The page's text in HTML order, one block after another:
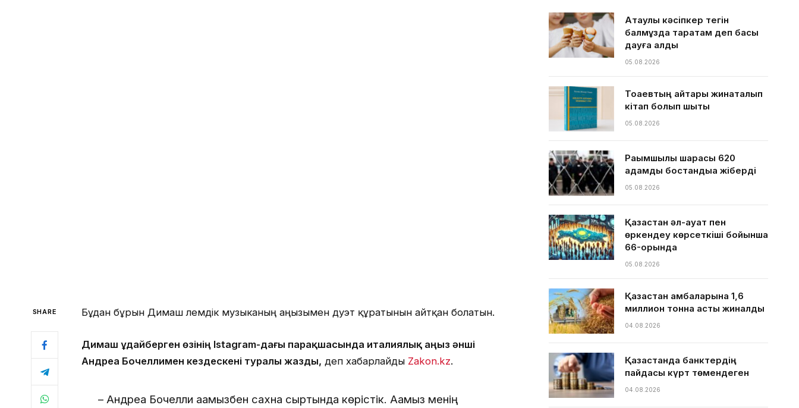
SHARE Бұдан бұрын Димаш әлемдік музыканың аңызымен дуэт құратынын айтқан болатын.
Димаш Құдайберген өзінің Istagram-дағы парақшасында италиялық аңыз әнші
Андреа Бочеллимен кездескені туралы жазды, деп хабарлайды Zakon.kz.
– Андреа Бочелли ағамызбен сахна сыртында көрістік. Ағамыз менің
Ақтаулық кәсіпкер тегін
балмұздақ таратам деп басы
дауға қалды
05.08.2026
Тоқаевтың айтқары жинақталып
кітап болып шықты
05.08.2026
Рақымшылық шарасы 620
адамды бостандыққа жіберді
05.08.2026
Қазақстан әл-ауқат пен
өркендеу көрсеткіші бойынша
66-орында
05.08.2026
Қазақстан қамбаларына 1,6
миллион тонна астық жиналды
04.08.2026
Қазақстанда банктердің
пайдасы күрт төмендеген
04.08.2026